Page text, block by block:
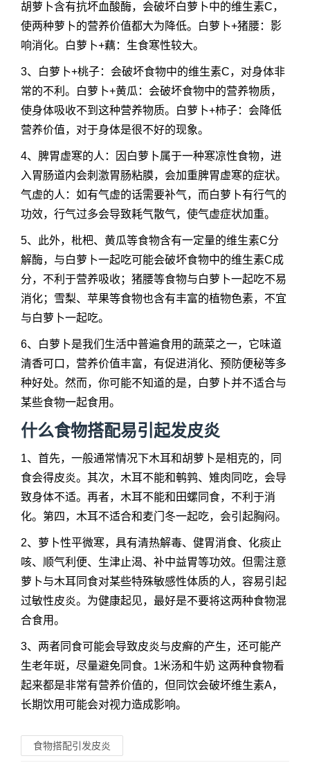
胡萝卜含有抗坏血酸酶，会破坏白萝卜中的维生素C，
使两种萝卜的营养价值都大为降低。白萝卜+猪腰：影
响消化。白萝卜+藕：生食寒性较大。
3、白萝卜+桃子：会破坏食物中的维生素C，对身体非
常的不利。白萝卜+黄瓜：会破坏食物中的营养物质，
使身体吸收不到这种营养物质。白萝卜+柿子：会降低
营养价值，对于身体是很不好的现象。
4、脾胃虚寒的人：因白萝卜属于一种寒凉性食物，进
入胃肠道内会刺激胃肠粘膜，会加重脾胃虚寒的症状。
气虚的人：如有气虚的话需要补气，而白萝卜有行气的
功效，行气过多会导致耗气散气，使气虚症状加重。
5、此外，枇杷、黄瓜等食物含有一定量的维生素C分
解酶，与白萝卜一起吃可能会破坏食物中的维生素C成
分，不利于营养吸收；猪腰等食物与白萝卜一起吃不易
消化；雪梨、苹果等食物也含有丰富的植物色素，不宜
与白萝卜一起吃。
6、白萝卜是我们生活中普遍食用的蔬菜之一，它味道
清香可口，营养价值丰富，有促进消化、预防便秘等多
种好处。然而，你可能不知道的是，白萝卜并不适合与
某些食物一起食用。
什么食物搭配易引起发皮炎
1、首先，一般通常情况下木耳和胡萝卜是相克的，同
食会得皮炎。其次，木耳不能和鹌鹑、雉肉同吃，会导
致身体不适。再者，木耳不能和田螺同食，不利于消
化。第四，木耳不适合和麦门冬一起吃，会引起胸闷。
2、萝卜性平微寒，具有清热解毒、健胃消食、化痰止
咳、顺气利便、生津止渴、补中益胃等功效。但需注意
萝卜与木耳同食对某些特殊敏感性体质的人，容易引起
过敏性皮炎。为健康起见，最好是不要将这两种食物混
合食用。
3、两者同食可能会导致皮炎与皮癣的产生，还可能产
生老年斑，尽量避免同食。1米汤和牛奶 这两种食物看
起来都是非常有营养价值的，但同饮会破坏维生素A，
长期饮用可能会对视力造成影响。
食物搭配引发皮炎